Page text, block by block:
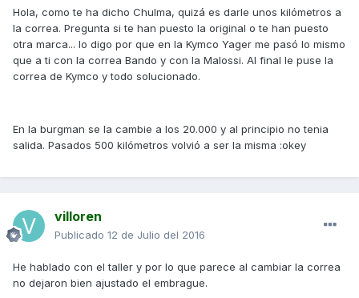
Hola, como te ha dicho Chulma, quizá es darle unos kilómetros a
la correa. Pregunta si te han puesto la original o te han puesto
otra marca... lo digo por que en la Kymco Yager me pasó lo mismo
que a ti con la correa Bando y con la Malossi. Al final le puse la
correa de Kymco y todo solucionado.
En la burgman se la cambie a los 20.000 y al principio no tenia
salida. Pasados 500 kilómetros volvió a ser la misma :okey
villoren
Publicado 12 de Julio del 2016
He hablado con el taller y por lo que parece al cambiar la correa
no dejaron bien ajustado el embrague.